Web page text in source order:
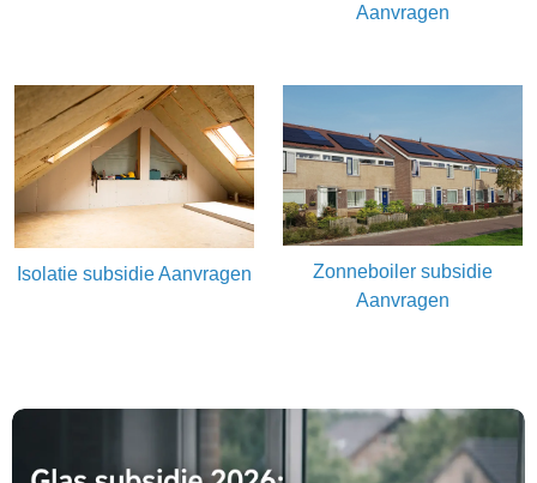
Aanvragen
Isolatie subsidie Aanvragen
Zonneboiler subsidie
Aanvragen